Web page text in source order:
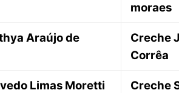
moraes
Araújo de
Creche
Corrêa
Limas Moretti
Creche